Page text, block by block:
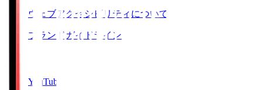
ウェブアクセシビリティについて
ブランドガイドライン
YouTube